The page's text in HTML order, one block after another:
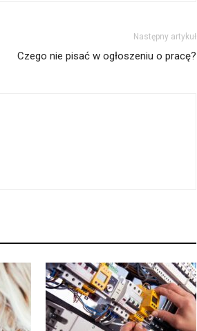
Następny artykuł
Czego nie pisać w ogłoszeniu o pracę?